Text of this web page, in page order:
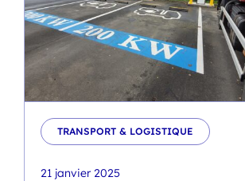
TRANSPORT & LOGISTIQUE
21 janvier 2025